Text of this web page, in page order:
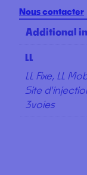
Nous contacter
Additional
LL
LL Fixe, LL
Site
3voies